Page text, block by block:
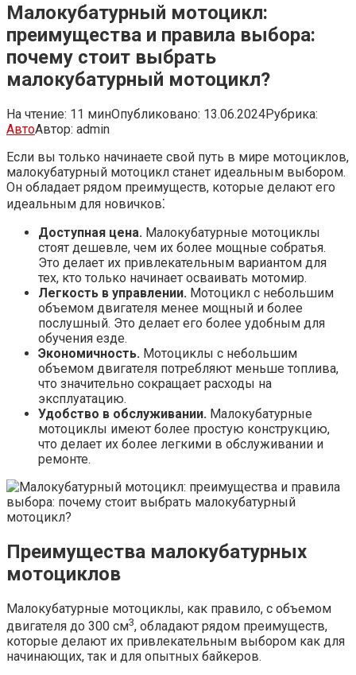
Малокубатурный мотоцикл:
преимущества и правила выбора:
почему стоит выбрать
малокубатурный мотоцикл?​
На чтение: 11 минОпубликовано: 13.06.2024Рубрика:
АвтоАвтор: admin
Если вы только начинаете свой путь в мире мотоциклов,
малокубатурный мотоцикл станет идеальным выбором.
Он обладает рядом преимуществ, которые делают его
идеальным для новичков⁚
Доступная цена.​ Малокубатурные мотоциклы
стоят дешевле, чем их более мощные собратья.​
Это делает их привлекательным вариантом для
тех, кто только начинает осваивать мотомир.​
Легкость в управлении. Мотоцикл с небольшим
объемом двигателя менее мощный и более
послушный.​ Это делает его более удобным для
обучения езде.​
Экономичность.​ Мотоциклы с небольшим
объемом двигателя потребляют меньше топлива,
что значительно сокращает расходы на
эксплуатацию.​
Удобство в обслуживании.​ Малокубатурные
мотоциклы имеют более простую конструкцию,
что делает их более легкими в обслуживании и
ремонте.​
Преимущества малокубатурных
мотоциклов
Малокубатурные мотоциклы, как правило, с объемом
двигателя до 300 см3, обладают рядом преимуществ,
которые делают их привлекательным выбором как для
начинающих, так и для опытных байкеров.